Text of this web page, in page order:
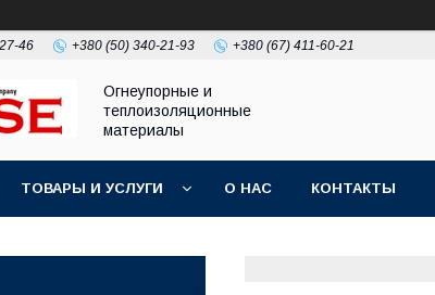
46 +380 (50) 340-21-93 +380 (67) 411-60-21
Огнеупорные и
теплоизоляционные
материалы
ТОВАРЫ И УСЛУГИ О НАС КОНТАКТЫ